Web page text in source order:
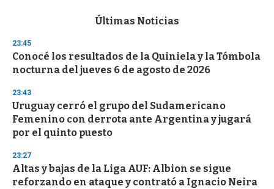
d
s
o
f
3
s
e
c
o
d
s
Últimas Noticias
23:45
Conocé los resultados de la Quiniela y la Tómbola
nocturna del jueves 6 de agosto de 2026
23:43
Uruguay cerró el grupo del Sudamericano
Femenino con derrota ante Argentina y jugará
por el quinto puesto
23:27
Altas y bajas de la Liga AUF: Albion se sigue
reforzando en ataque y contrató a Ignacio Neira